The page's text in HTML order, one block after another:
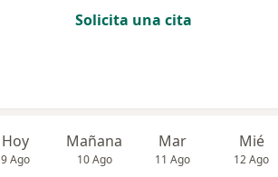
Solicita una cita
Hoy
9 Ago
Mañana
10 Ago
Mar
11 Ago
Mié
12 Ago